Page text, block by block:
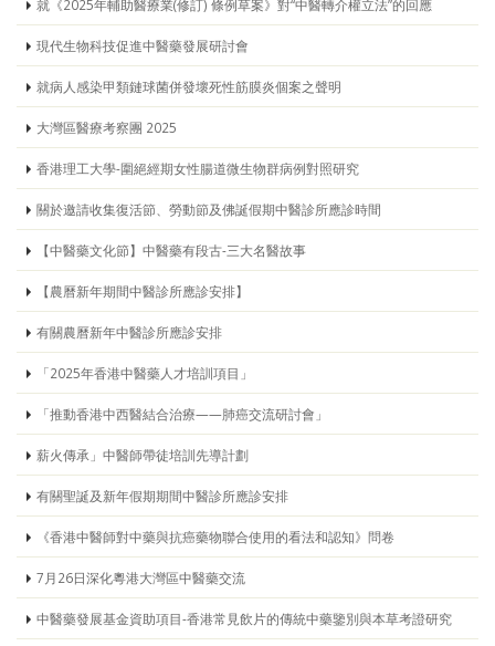
就《2025年輔助醫療業(修訂) 條例草案》對“中醫轉介權立法”的回應
現代生物科技促進中醫藥發展研討會
就病人感染甲類鏈球菌併發壞死性筋膜炎個案之聲明
大灣區醫療考察團 2025
香港理工大學-圍絕經期女性腸道微生物群病例對照研究
關於邀請收集復活節、勞動節及佛誕假期中醫診所應診時間
【中醫藥文化節】中醫藥有段古-三大名醫故事
【農曆新年期間中醫診所應診安排】
有關農曆新年中醫診所應診安排
「2025年香港中醫藥人才培訓項目」
「推動香港中西醫結合治療——肺癌交流研討會」
薪火傳承」中醫師帶徒培訓先導計劃
有關聖誕及新年假期期間中醫診所應診安排
《香港中醫師對中藥與抗癌藥物聯合使用的看法和認知》問卷
7月26日深化粵港大灣區中醫藥交流
中醫藥發展基金資助項目-香港常見飲片的傳統中藥鑒別與本草考證研究